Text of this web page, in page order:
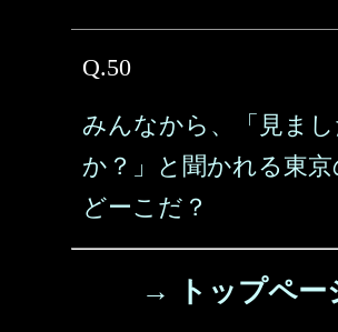
Q.50
みんなから、「見まし
か？」と聞かれる東京
どーこだ？
→ トップペー